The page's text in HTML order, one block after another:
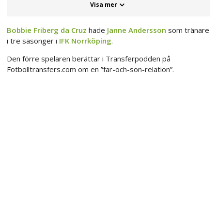
Visa mer
Bobbie Friberg da Cruz hade Janne Andersson som tränare
i tre säsonger i IFK Norrköping.
Den förre spelaren berättar i Transferpodden på
Fotbolltransfers.com om en ”far-och-son-relation”.